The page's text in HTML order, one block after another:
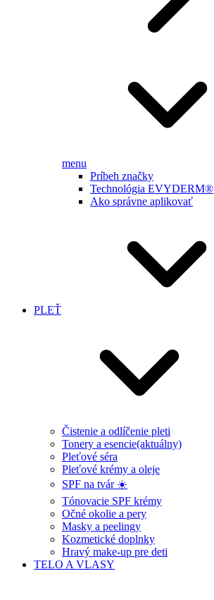
menu
Príbeh značky
Technológia EVYDERM®
Ako správne aplikovať
PLEŤ
Čistenie a odlíčenie pleti
Tonery a esencie(aktuálny)
Pleťové séra
Pleťové krémy a oleje
SPF na tvár ☀️
Tónovacie SPF krémy
Očné okolie a pery
Masky a peelingy
Kozmetické doplnky
Hravý make-up pre deti
TELO A VLASY